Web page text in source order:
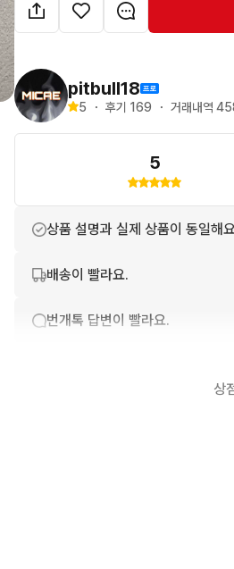
색상에 대해 궁금하신 점이 있으
염을 놓칠수도 있습니다
📩 가격 협의 가능합니다
❌❌❌이런 부분에 분들은 구매 피
pitbull18
5 ・ 후기 169 ・ 거래내역
5
상품 설명과 실제 상품이 동일해
배송이 빨라요.
번개톡 답변이 빨라요.
상